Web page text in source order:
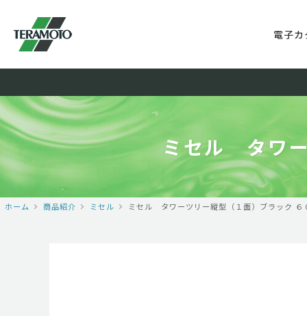
電子
ミセル タワ
ホーム 商品紹介 ミセル ミセル タワーツリー縦型（１面）ブラック